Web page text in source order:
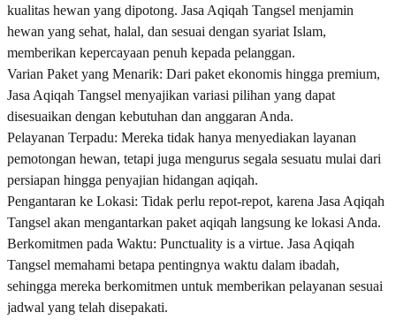
kualitas hewan yang dipotong. Jasa Aqiqah Tangsel menjamin
hewan yang sehat, halal, dan sesuai dengan syariat Islam,
memberikan kepercayaan penuh kepada pelanggan.
Varian Paket yang Menarik: Dari paket ekonomis hingga premium,
Jasa Aqiqah Tangsel menyajikan variasi pilihan yang dapat
disesuaikan dengan kebutuhan dan anggaran Anda.
Pelayanan Terpadu: Mereka tidak hanya menyediakan layanan
pemotongan hewan, tetapi juga mengurus segala sesuatu mulai dari
persiapan hingga penyajian hidangan aqiqah.
Pengantaran ke Lokasi: Tidak perlu repot-repot, karena Jasa Aqiqah
Tangsel akan mengantarkan paket aqiqah langsung ke lokasi Anda.
Berkomitmen pada Waktu: Punctuality is a virtue. Jasa Aqiqah
Tangsel memahami betapa pentingnya waktu dalam ibadah,
sehingga mereka berkomitmen untuk memberikan pelayanan sesuai
jadwal yang telah disepakati.